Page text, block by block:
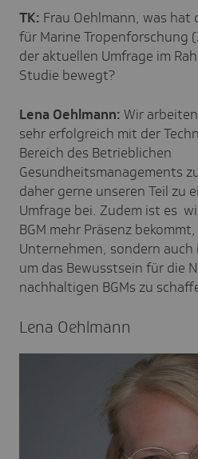
TK: Frau Oehlmann, was
für Marine Tropenforschung
der aktuellen Umfrage im
Studie bewegt?
Lena Oehlmann: Wir
sehr erfolgreich mit der
Bereich des Betrieblichen
Gesundheitsmanagements
daher gerne unseren Teil zu
Umfrage bei. Zudem ist es
BGM mehr Präsenz
Unternehmen, sondern
um das Bewusstsein für die
nachhaltigen BGMs zu
Lena Oehl­mann